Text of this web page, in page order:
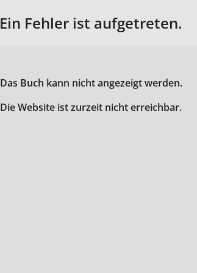
Ein Fehler ist aufgetreten.
Das Buch kann nicht angezeigt werden.
Die Website ist zurzeit nicht erreichbar.